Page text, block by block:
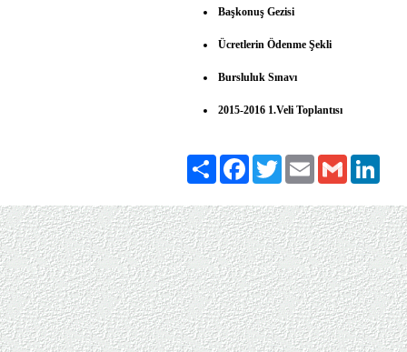
Başkonuş Gezisi
Ücretlerin Ödenme Şekli
Bursluluk Sınavı
2015-2016 1.Veli Toplantısı
Paylaş FacebookTwitter Email Gmail